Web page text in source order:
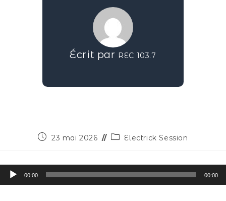
Écrit par REC 103.7
23 mai 2026 Electrick Session
Lecteur
audio
00:00 00:00